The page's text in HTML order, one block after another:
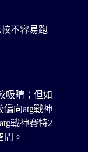
不容易跑
吸睛；但如
向atg戰神
戰神賽特2
。